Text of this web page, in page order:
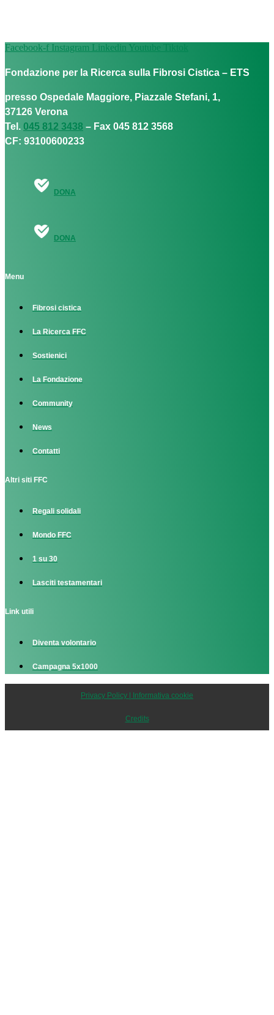
Facebook-f Instagram Linkedin Youtube Tiktok
Fondazione per la Ricerca sulla Fibrosi Cistica – ETS
presso Ospedale Maggiore, Piazzale Stefani, 1,
37126 Verona
Tel. 045 812 3438 – Fax 045 812 3568
CF: 93100600233
DONA
DONA
Menu
Fibrosi cistica
La Ricerca FFC
Sostienici
La Fondazione
Community
News
Contatti
Altri siti FFC
Regali solidali
Mondo FFC
1 su 30
Lasciti testamentari
Link utili
Diventa volontario
Campagna 5x1000
Privacy Policy | Informativa cookie
Credits